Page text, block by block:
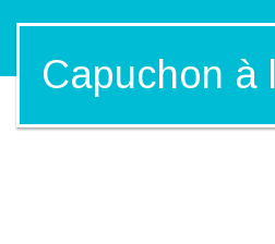
Capuchon à